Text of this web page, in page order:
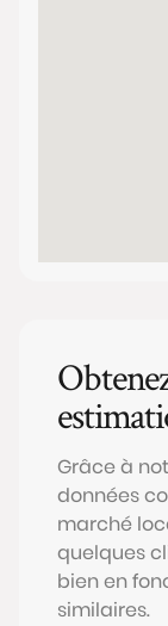
Grâce à
données
marché
quelques
bien en
similaires.